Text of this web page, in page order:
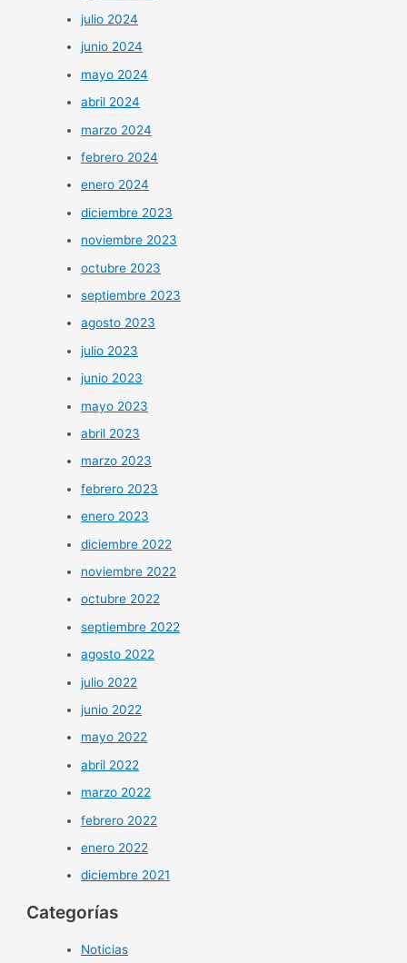
julio 2024
junio 2024
mayo 2024
abril 2024
marzo 2024
febrero 2024
enero 2024
diciembre 2023
noviembre 2023
octubre 2023
septiembre 2023
agosto 2023
julio 2023
junio 2023
mayo 2023
abril 2023
marzo 2023
febrero 2023
enero 2023
diciembre 2022
noviembre 2022
octubre 2022
septiembre 2022
agosto 2022
julio 2022
junio 2022
mayo 2022
abril 2022
marzo 2022
febrero 2022
enero 2022
diciembre 2021
Categorías
Noticias